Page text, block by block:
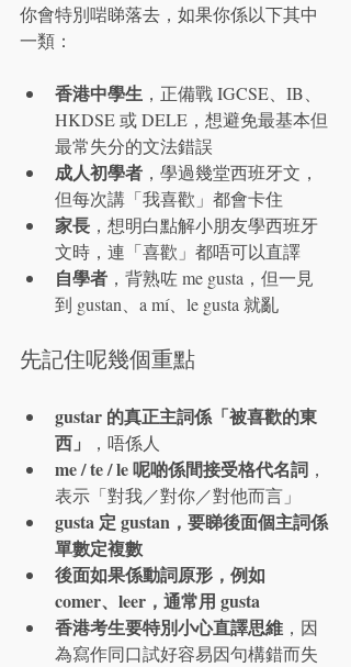
你會特別啱睇落去，如果你係以下其中
一類：
香港中學生 ，正備戰 IGCSE、IB、
HKDSE 或 DELE，想避免最基本但
最常失分的文法錯誤
成人初學者 ，學過幾堂西班牙文，
但每次講「我喜歡」都會卡住
家長 ，想明白點解小朋友學西班牙
文時，連「喜歡」都唔可以直譯
自學者 ，背熟咗 me gusta，但一見
到 gustan、a mí、le gusta 就亂
先記住呢幾個重點
gustar 的真正主詞係「被喜歡的東
西」
，唔係人
me / te / le 呢啲係間接受格代名詞 ，
表示「對我／對你／對他而言」
gusta 定 gustan，要睇後面個主詞係
單數定複數
後面如果係動詞原形，例如
comer、leer，通常用 gusta
香港考生要特別小心直譯思維 ，因
為寫作同口試好容易因句構錯而失